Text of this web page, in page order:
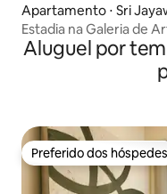
Apartamento ⋅ Sri
Estadia na Galeria de
Aluguel por
Preferido dos hóspedes
Preferido dos hóspedes